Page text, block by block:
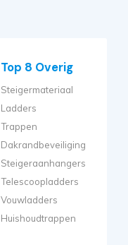
Top 8 Overig
Steigermateriaal
Ladders
Trappen
Dakrandbeveiliging
Steigeraanhangers
Telescoopladders
Vouwladders
Huishoudtrappen